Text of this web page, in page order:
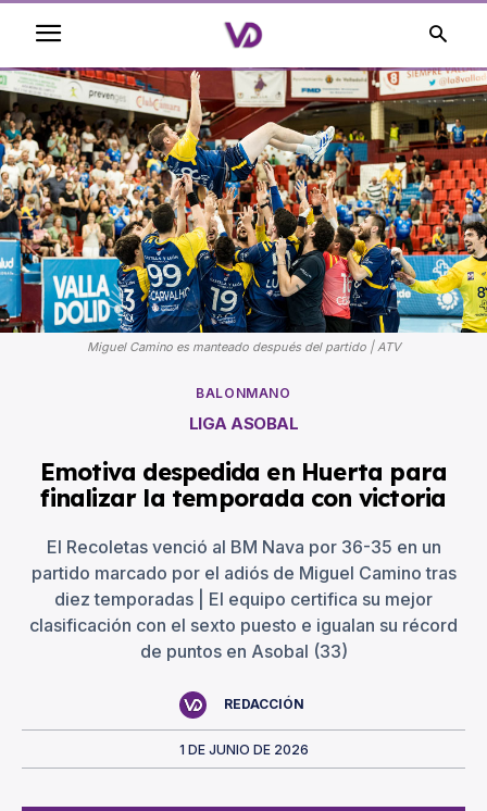
Miguel Camino es manteado después del partido | ATV
BALONMANO
LIGA ASOBAL
Emotiva despedida en Huerta para
finalizar la temporada con victoria
El Recoletas venció al BM Nava por 36-35 en un
partido marcado por el adiós de Miguel Camino tras
diez temporadas | El equipo certifica su mejor
clasificación con el sexto puesto e igualan su récord
de puntos en Asobal (33)
REDACCIÓN
1 DE JUNIO DE 2026